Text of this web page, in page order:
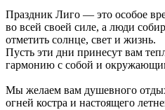
Праздник Лиго — это особое
во всей своей силе, а люди
отметить солнце, свет и жизнь.
Пусть эти дни принесут вам
гармонию с собой и
Мы желаем вам душевного
огней костра и настоящего